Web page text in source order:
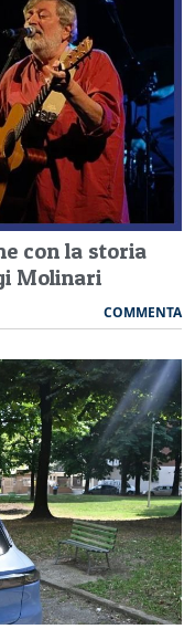
con la storia
Molinari
COMMENTA